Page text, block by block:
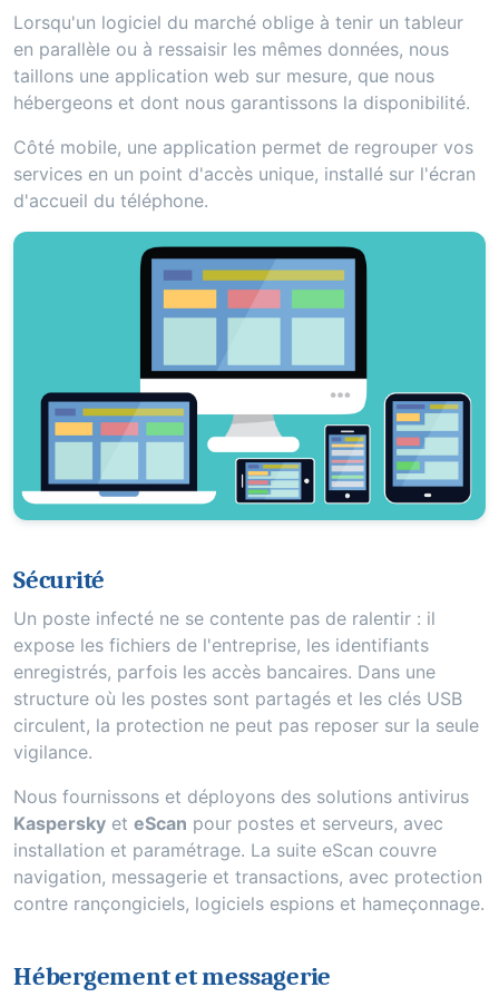
Lorsqu'un logiciel du marché oblige à tenir un tableur
en parallèle ou à ressaisir les mêmes données, nous
taillons une application web sur mesure, que nous
hébergeons et dont nous garantissons la disponibilité.
Côté mobile, une application permet de regrouper vos
services en un point d'accès unique, installé sur l'écran
d'accueil du téléphone.
Sécurité
Un poste infecté ne se contente pas de ralentir : il
expose les fichiers de l'entreprise, les identifiants
enregistrés, parfois les accès bancaires. Dans une
structure où les postes sont partagés et les clés USB
circulent, la protection ne peut pas reposer sur la seule
vigilance.
Nous fournissons et déployons des solutions antivirus
Kaspersky et eScan pour postes et serveurs, avec
installation et paramétrage. La suite eScan couvre
navigation, messagerie et transactions, avec protection
contre rançongiciels, logiciels espions et hameçonnage.
Hébergement et messagerie